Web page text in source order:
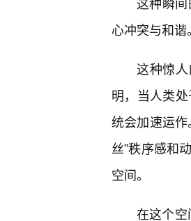
心冲突与和谐。
这种惊
明，当人类
统会加速运
丝”秩序感和
空间。
在这个